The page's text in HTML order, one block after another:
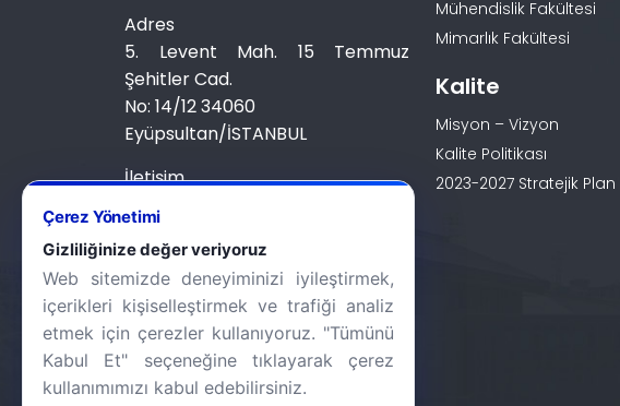
Adres
5. Levent Mah. 15 Temmuz
Şehitler Cad.
No: 14/12 34060
Eyüpsultan/İSTANBUL
İletişim
0 (212) 924 24 44
Mühendislik Fakültesi
Mimarlık Fakültesi
Kalite
Misyon – Vizyon
Kalite Politikası
2023-2027 Stratejik Plan
Çerez Yönetimi
Gizliliğinize değer veriyoruz
Web sitemizde deneyiminizi iyileştirmek,
içerikleri kişiselleştirmek ve trafiği analiz
etmek için çerezler kullanıyoruz. "Tümünü
Kabul Et" seçeneğine tıklayarak çerez
kullanımımızı kabul edebilirsiniz.